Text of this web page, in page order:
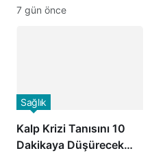
DEVRİM: “HAYAT 112”
7 gün önce
Kalp Krizi Tanısını 10
Dakikaya Düşürecek
Sağlık